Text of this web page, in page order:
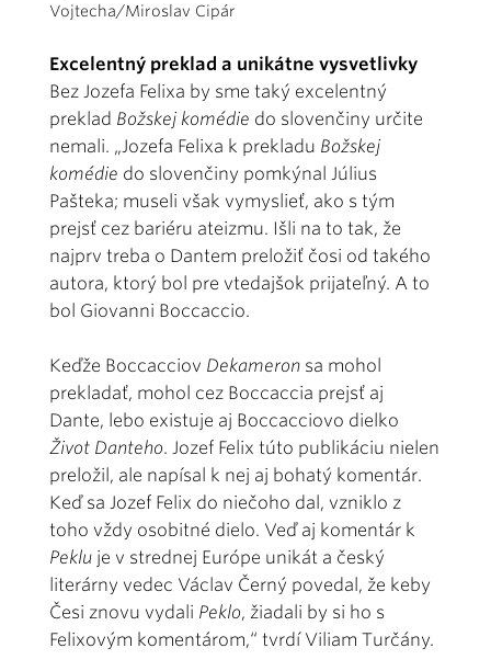
Vojtecha/Miroslav Cipár
Excelentný preklad a unikátne vysvetlivky
Bez Jozefa Felixa by sme taký excelentný
preklad Božskej komédie do slovenčiny určite
nemali. „Jozefa Felixa k prekladu Božskej
komédie do slovenčiny pomkýnal Július
Pašteka; museli však vymyslieť, ako s tým
prejsť cez bariéru ateizmu. Išli na to tak, že
najprv treba o Dantem preložiť čosi od takého
autora, ktorý bol pre vtedajšok prijateľný. A to
bol Giovanni Boccaccio.
Keďže Boccacciov Dekameron sa mohol
prekladať, mohol cez Boccaccia prejsť aj
Dante, lebo existuje aj Boccacciovo dielko
Život Danteho. Jozef Felix túto publikáciu nielen
preložil, ale napísal k nej aj bohatý komentár.
Keď sa Jozef Felix do niečoho dal, vzniklo z
toho vždy osobitné dielo. Veď aj komentár k
Peklu je v strednej Európe unikát a český
literárny vedec Václav Černý povedal, že keby
Česi znovu vydali Peklo, žiadali by si ho s
Felixovým komentárom,“ tvrdí Viliam Turčány.